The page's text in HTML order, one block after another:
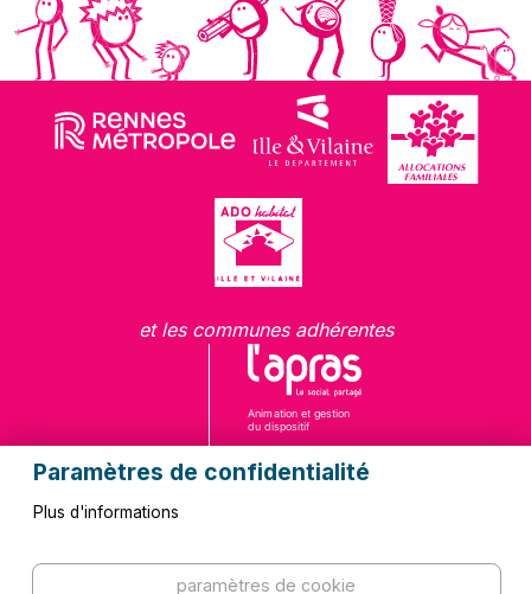
Paramètres de confidentialité
Plus d'informations
paramètres de cookie
et les communes adhérentes